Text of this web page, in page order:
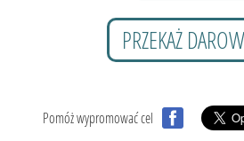
PRZEKAŻ
Pomóż wypromować cel